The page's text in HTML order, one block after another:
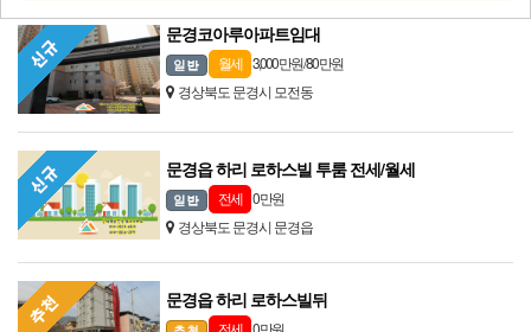
문경코아루아파트임대
월세
3,000 만원 / 80 만원
경상북도 문경시 모전동
문경읍 하리 로하스빌 투룸 전세/월세
전세
0 만원
경상북도 문경시 문경읍
문경읍 하리 로하스빌뒤